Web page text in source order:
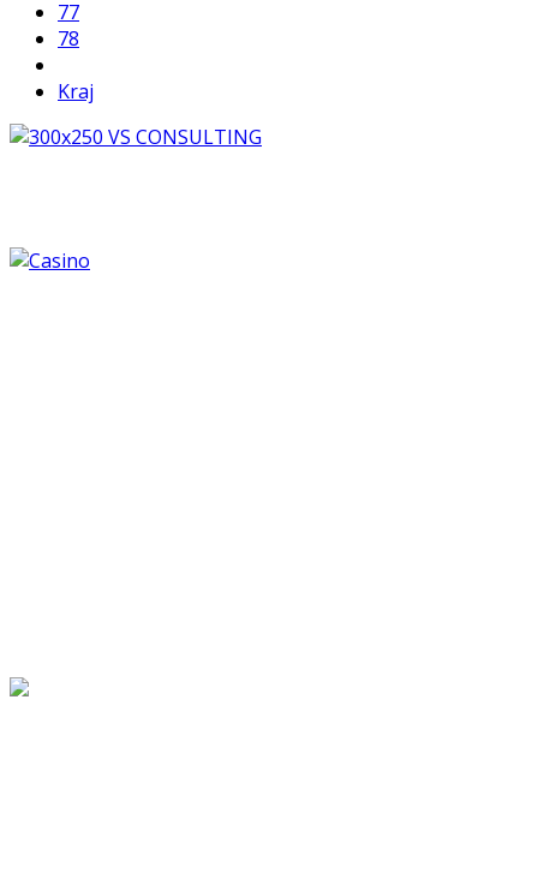
77
78
Kraj